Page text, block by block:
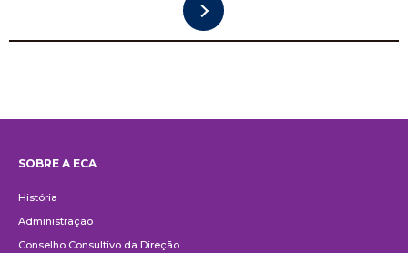
SOBRE A ECA
História
Administração
Conselho Consultivo da Direção